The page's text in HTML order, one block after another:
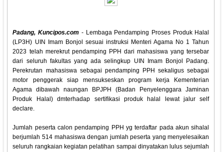
Padang, Kuncipos.com - Lembaga Pendamping Proses Produk Halal
(LP3H) UIN Imam Bonjol sesuai instruksi Menteri Agama No 1 Tahun
2023 telah merekrut pendamping PPH dari mahasiswa yang tersebar
dari seluruh fakultas yang ada selingkup UIN Imam Bonjol Padang.
Perekrutan mahasiswa sebagai pendamping PPH sekaligus sebagai
motor penggerak siap mensukseskan program kerja Kementerian
Agama dibawah naungan BPJPH (Badan Penyelenggara Jaminan
Produk Halal) dmterhadap sertifikasi produk halal lewat jalur self
declare.
Jumlah peserta calon pendamping PPH yg terdaftar pada akun sihalal
berjumlah 514 mahasiswa dengan jumlah peserta yang menyelesaikan
seluruh rangkaian kegiatan pelatihan sampai dinyatakan lulus sejumlah